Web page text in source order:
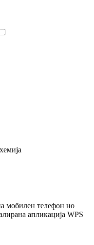
мобилен телефон но
апликација WPS